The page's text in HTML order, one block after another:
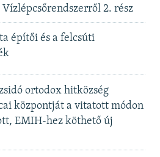
2. rész
építői és a felcsúti
ortodox hitközség
központját a vitatott módon
EMIH-hez köthető új